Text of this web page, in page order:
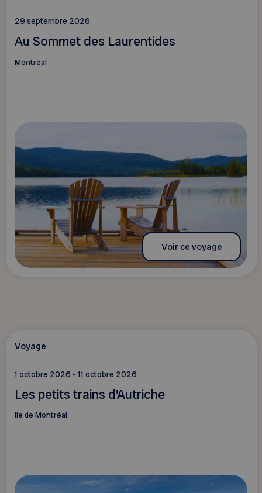
29 septembre 2026
Au Sommet des Laurentides
Montréal
Voir ce voyage
Voyage
1 octobre 2026 - 11 octobre 2026
Les petits trains d'Autriche
île de Montréal